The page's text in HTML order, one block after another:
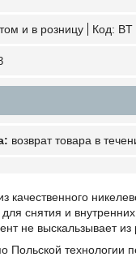
и в розницу Код: BT
возврат товара в
снятия и
не выскальзывает из
Польской